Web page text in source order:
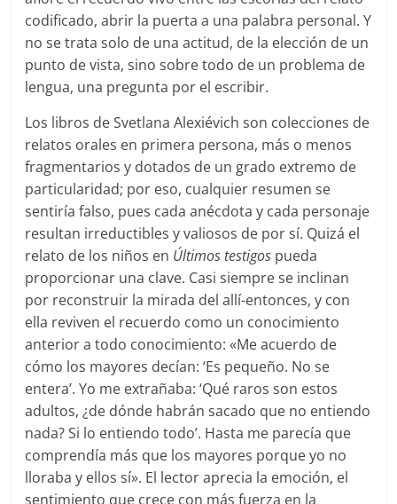
codificado, abrir la puerta a una palabra personal. Y
no se trata solo de una actitud, de la elección de un
punto de vista, sino sobre todo de un problema de
lengua, una pregunta por el escribir.
Los libros de Svetlana Alexiévich son colecciones de
relatos orales en primera persona, más o menos
fragmentarios y dotados de un grado extremo de
particularidad; por eso, cualquier resumen se
sentiría falso, pues cada anécdota y cada personaje
resultan irreductibles y valiosos de por sí. Quizá el
relato de los niños en Últimos testigos pueda
proporcionar una clave. Casi siempre se inclinan
por reconstruir la mirada del allí-entonces, y con
ella reviven el recuerdo como un conocimiento
anterior a todo conocimiento: «Me acuerdo de
cómo los mayores decían: ‘Es pequeño. No se
entera’. Yo me extrañaba: ‘Qué raros son estos
adultos, ¿de dónde habrán sacado que no entiendo
nada? Si lo entiendo todo’. Hasta me parecía que
comprendía más que los mayores porque yo no
lloraba y ellos sí». El lector aprecia la emoción, el
sentimiento que crece con más fuerza en la